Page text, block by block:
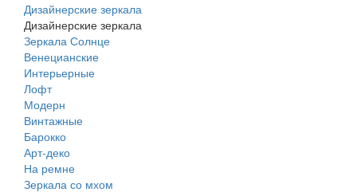
Дизайнерские зеркала
Дизайнерские зеркала
Зеркала Солнце
Венецианские
Интерьерные
Лофт
Модерн
Винтажные
Барокко
Арт-деко
На ремне
Зеркала со мхом